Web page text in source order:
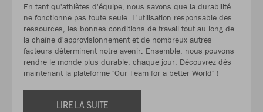
En tant qu'athlètes d'équipe, nous savons que la durabilité
ne fonctionne pas toute seule. L'utilisation responsable des
ressources, les bonnes conditions de travail tout au long de
la chaîne d'approvisionnement et de nombreux autres
facteurs déterminent notre avenir. Ensemble, nous pouvons
rendre le monde plus durable, chaque jour. Découvrez dès
maintenant la plateforme "Our Team for a better World" !
LIRE LA SUITE